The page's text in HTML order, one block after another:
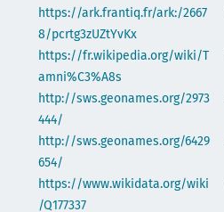
https://ark.frantiq.fr/ark:/2667
8/pcrtg3zUZtYvKx
https://fr.wikipedia.org/wiki/T
amni%C3%A8s
http://sws.geonames.org/2973
444/
http://sws.geonames.org/6429
654/
https://www.wikidata.org/wiki
/Q177337